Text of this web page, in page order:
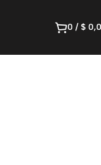
0 / $